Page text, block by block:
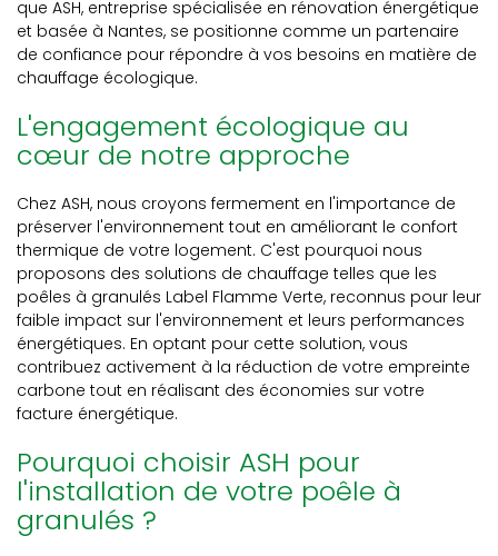
que ASH, entreprise spécialisée en rénovation énergétique
et basée à Nantes, se positionne comme un partenaire
de confiance pour répondre à vos besoins en matière de
chauffage écologique.
L'engagement écologique au
cœur de notre approche
Chez ASH, nous croyons fermement en l'importance de
préserver l'environnement tout en améliorant le confort
thermique de votre logement. C'est pourquoi nous
proposons des solutions de chauffage telles que les
poêles à granulés Label Flamme Verte, reconnus pour leur
faible impact sur l'environnement et leurs performances
énergétiques. En optant pour cette solution, vous
contribuez activement à la réduction de votre empreinte
carbone tout en réalisant des économies sur votre
facture énergétique.
Pourquoi choisir ASH pour
l'installation de votre poêle à
granulés ?